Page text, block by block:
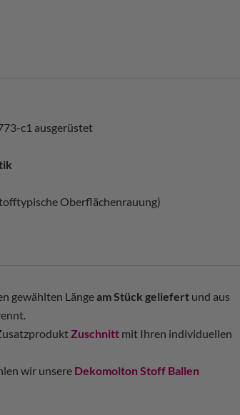
c1 ausgerüstet
Oberflächenrauung)
gewählten Längeam Stück geliefert und aus
Zuschnitt mit Ihren individuellen
wir unsere Dekomolton Stoff Ballen